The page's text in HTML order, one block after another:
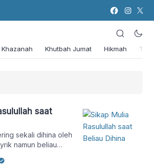
Khazanah Khutbah Jumat Hikmah
saat
sekali dihina oleh
namun beliau
cara menyuruh
terkenal sebagai